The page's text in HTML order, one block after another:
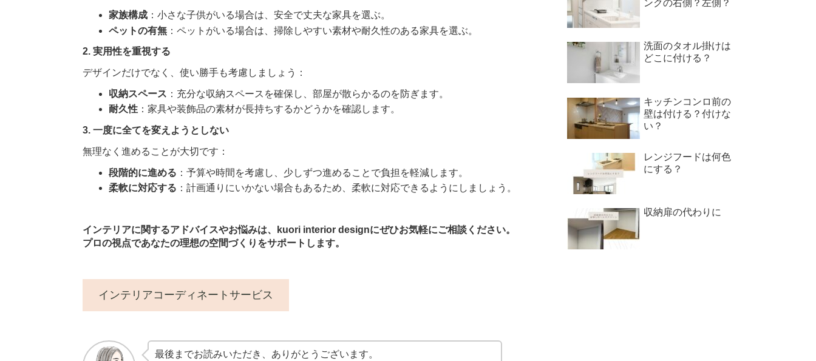
家族構成 ：小さな子供がいる場合は、安全で丈夫な家具を選ぶ。
ペットの有無 ：ペットがいる場合は、掃除しやすい素材や耐久性のある家具を選ぶ。
2. 実用性を重視する
デザインだけでなく、使い勝手も考慮しましょう：
収納スペース ：充分な収納スペースを確保し、部屋が散らかるのを防ぎます。
耐久性 ：家具や装飾品の素材が長持ちするかどうかを確認します。
3. 一度に全てを変えようとしない
無理なく進めることが大切です：
段階的に進める ：予算や時間を考慮し、少しずつ進めることで負担を軽減します。
柔軟に対応する ：計画通りにいかない場合もあるため、柔軟に対応できるようにしましょう。
インテリアに関するアドバイスやお悩みは、kuori interior designにぜひお気軽にご相談ください。
プロの視点であなたの理想の空間づくりをサポートします。
インテリアコーディネートサービス
最後までお読みいただき、ありがとうございます。
ンクの右側？左側？
洗面のタオル掛けは
どこに付ける？
キッチンコンロ前の
壁は付ける？付けな
い？
レンジフードは何色
にする？
収納扉の代わりに